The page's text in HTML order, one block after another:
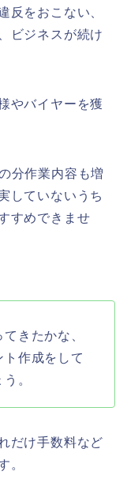
反をおこない、
ビジネスが続け
やバイヤーを獲
分作業内容も増
していないうち
すめできませ
きたかな、
作成をして
。
だけ手数料など
。